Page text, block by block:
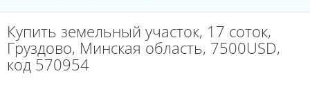
Купить земельный участок, 17 соток,
Груздово, Минская область, 7500USD,
код 570954